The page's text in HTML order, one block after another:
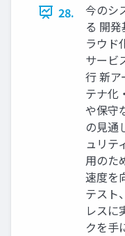
28.
今のシ
る 開
ラウド
サービ
行 新ア
テナ化
や保守
の見通
ュリテ
用のた
速度を
テスト
レスに
クを手